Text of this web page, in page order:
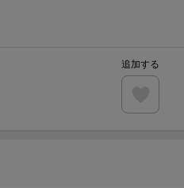
ンの拡散で300円OFFクーポン
劇 宙組貸切公演ペアチケット
追加する